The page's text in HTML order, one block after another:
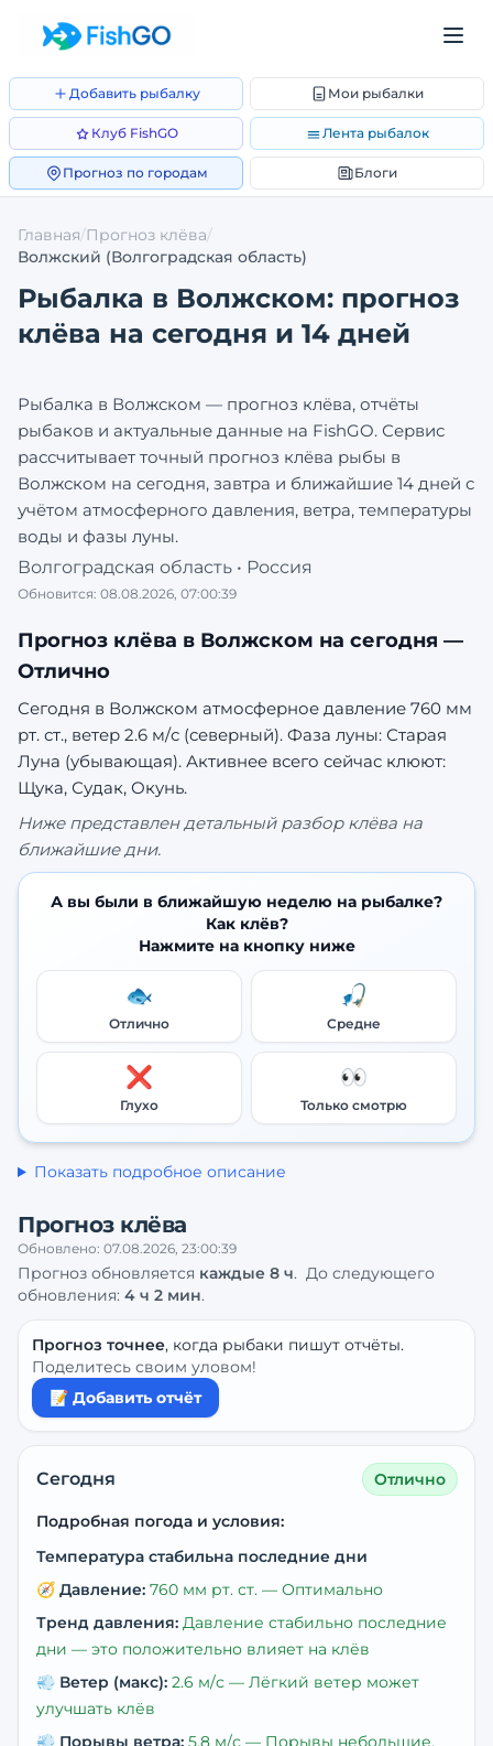
Добавить рыбалку Мои рыбалки
Клуб FishGO Лента рыбалок
Прогноз по городам Блоги
Главная/Прогноз клёва/
Волжский (Волгоградская область)
Рыбалка в Волжском: прогноз
клёва на сегодня и 14 дней
Рыбалка в Волжском — прогноз клёва, отчёты
рыбаков и актуальные данные на FishGO. Сервис
рассчитывает точный прогноз клёва рыбы в
Волжском на сегодня, завтра и ближайшие 14 дней с
учётом атмосферного давления, ветра, температуры
воды и фазы луны.
Волгоградская область • Россия
Обновится: 08.08.2026, 07:00:39
Прогноз клёва в Волжском на сегодня —
Отлично
Сегодня в Волжском атмосферное давление 760 мм
рт. ст., ветер 2.6 м/с (северный). Фаза луны: Старая
Луна (убывающая). Активнее всего сейчас клюют:
Щука, Судак, Окунь.
Ниже представлен детальный разбор клёва на
ближайшие дни.
А вы были в ближайшую неделю на рыбалке?
Как клёв?
Нажмите на кнопку ниже
🐟
Отлично
🎣
Средне
❌
Глухо
👀
Только смотрю
Показать подробное описание
Прогноз клёва
Обновлено: 07.08.2026, 23:00:39
Прогноз обновляется каждые 8 ч. До следующего
обновления: 4 ч 2 мин.
Прогноз точнее, когда рыбаки пишут отчёты.
Поделитесь своим уловом!
📝 Добавить отчёт
Сегодня Отлично
Подробная погода и условия:
Температура стабильна последние дни
🧭 Давление: 760 мм рт. ст. — Оптимально
Тренд давления: Давление стабильно последние
дни — это положительно влияет на клёв
💨 Ветер (макс): 2.6 м/с — Лёгкий ветер может
улучшать клёв
💨 Порывы ветра: 5.8 м/с — Порывы небольшие,